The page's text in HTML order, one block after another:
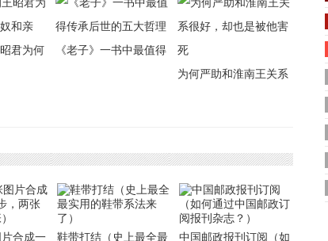
君为何
《老子》一书中最值得
为何严助和淮南王关系
合成一
鞋带打结（史上最全最 中国邮政报刊订阅（如